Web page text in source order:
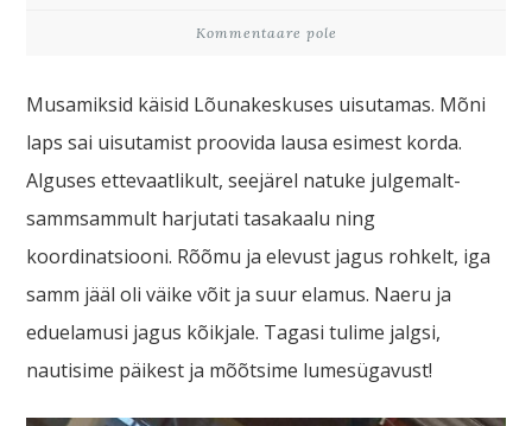
Kommentaare pole
Musamiksid käisid Lõunakeskuses uisutamas. Mõni
laps sai uisutamist proovida lausa esimest korda.
Alguses ettevaatlikult, seejärel natuke julgemalt-
sammsammult harjutati tasakaalu ning
koordinatsiooni. Rõõmu ja elevust jagus rohkelt, iga
samm jääl oli väike võit ja suur elamus. Naeru ja
eduelamusi jagus kõikjale. Tagasi tulime jalgsi,
nautisime päikest ja mõõtsime lumesügavust!